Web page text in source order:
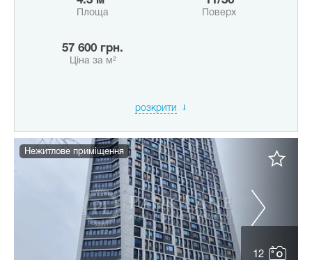
Площа Поверх
57 600 грн.
Ціна за м²
розкрити
12
Нежитлове приміщення